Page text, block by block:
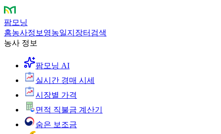
팜모닝
홈농사정보 영농일지 장터 검색
농사 정보
팜모닝 AI
실시간 경매 시세
시장별 가격
면적 직불금 계산기
숨은 보조금